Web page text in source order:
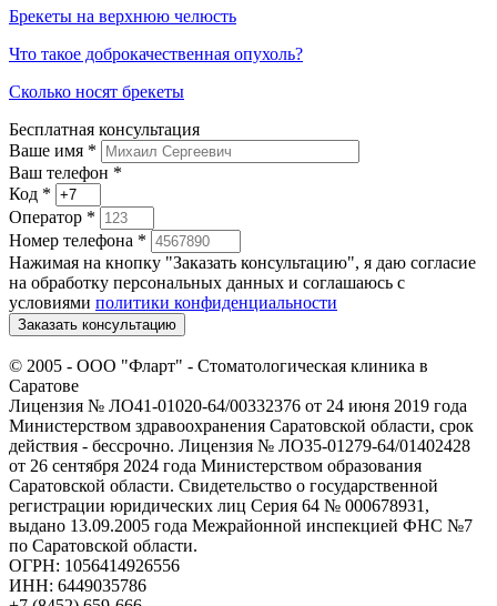
Брекеты на верхнюю челюсть
Что такое доброкачественная опухоль?
Сколько носят брекеты
Бесплатная консультация
Ваше имя *
Ваш телефон *
Код *
Оператор *
Номер телефона *
Нажимая на кнопку "Заказать консультацию", я даю согласие
на обработку персональных данных и соглашаюсь c
условиями политики конфиденциальности
Заказать консультацию
© 2005 - ООО "Фларт" - Стоматологическая клиника в
Саратове
Лицензия № ЛО41-01020-64/00332376 от 24 июня 2019 года
Министерством здравоохранения Саратовской области, срок
действия - бессрочно. Лицензия № ЛО35-01279-64/01402428
от 26 сентября 2024 года Министерством образования
Саратовской области. Свидетельство о государственной
регистрации юридических лиц Серия 64 № 000678931,
выдано 13.09.2005 года Межрайонной инспекцией ФНС №7
по Саратовской области.
ОГРН: 1056414926556
ИНН: 6449035786